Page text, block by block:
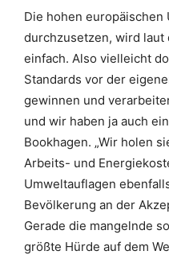
Die hohen
durchzusetzen, wird
einfach. Also vielleicht
Standards vor der
gewinnen und
und wir haben ja auch
Bookhagen. „Wir holen
Arbeits- und
Umweltauflagen
Bevölkerung an der
Gerade die mangelnde
größte Hürde auf dem